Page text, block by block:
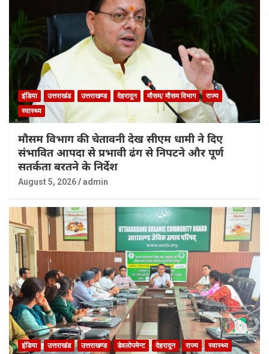
इंडिया उत्तराखंड उत्तराखण्ड देहरादून मौसम/ मौसम विभाग
राज्य
स्वास्थ्य
मौसम विभाग की चेतावनी देख सीएम धामी ने दिए
संभावित आपदा से प्रभावी ढंग से निपटने और पूर्ण
सतर्कता बरतने के निर्देश
August 5, 2026 admin
इंडिया उत्तराखंड उत्तराखण्ड डेवलोपमेन्ट देहरादून राज्य स्वास्थ्य